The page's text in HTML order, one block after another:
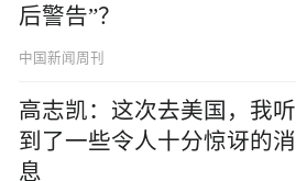
后警告”？
中国新闻周刊
高志凯：这次去美国，我听
到了一些令人十分惊讶的消
息